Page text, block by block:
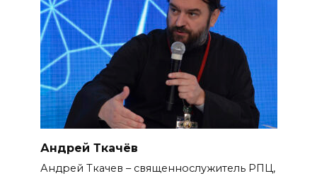
Андрей Ткачёв
Андрей Ткачев – священнослужитель РПЦ,